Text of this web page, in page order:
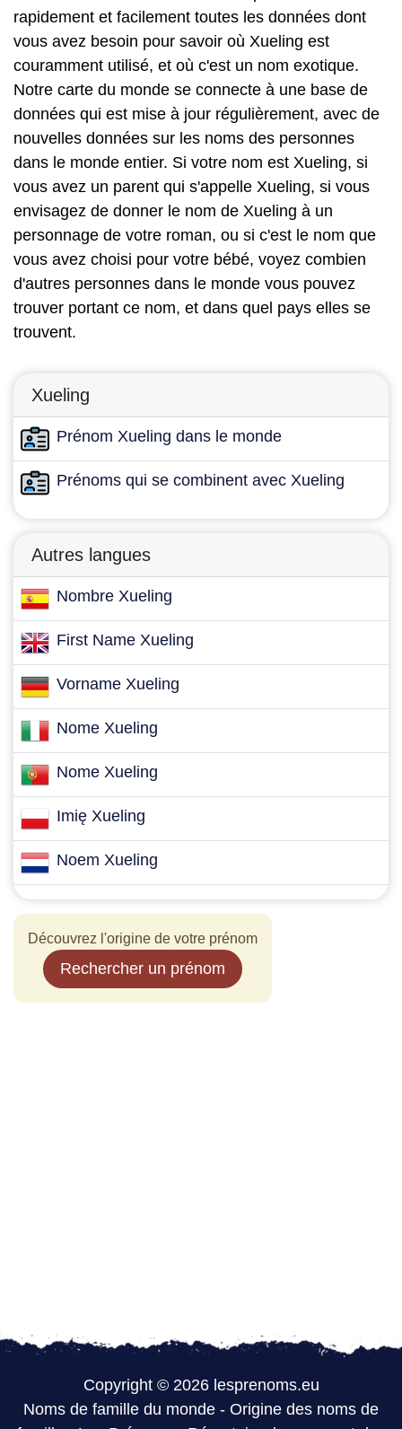
rapidement et facilement toutes les données dont
vous avez besoin pour savoir où Xueling est
couramment utilisé, et où c'est un nom exotique.
Notre carte du monde se connecte à une base de
données qui est mise à jour régulièrement, avec de
nouvelles données sur les noms des personnes
dans le monde entier. Si votre nom est Xueling, si
vous avez un parent qui s'appelle Xueling, si vous
envisagez de donner le nom de Xueling à un
personnage de votre roman, ou si c'est le nom que
vous avez choisi pour votre bébé, voyez combien
d'autres personnes dans le monde vous pouvez
trouver portant ce nom, et dans quel pays elles se
trouvent.
Xueling
Prénom Xueling dans le monde
Prénoms qui se combinent avec Xueling
Autres langues
Nombre Xueling
First Name Xueling
Vorname Xueling
Nome Xueling
Nome Xueling
Imię Xueling
Noem Xueling
Découvrez l'origine de votre prénom
Rechercher un prénom
Copyright © 2026 lesprenoms.eu
Noms de famille du monde - Origine des noms de